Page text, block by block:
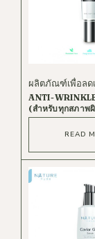
ANTI-
(สำหรับทุกสภาพ
ผลิตภัณฑ์เพื่อลด
READ